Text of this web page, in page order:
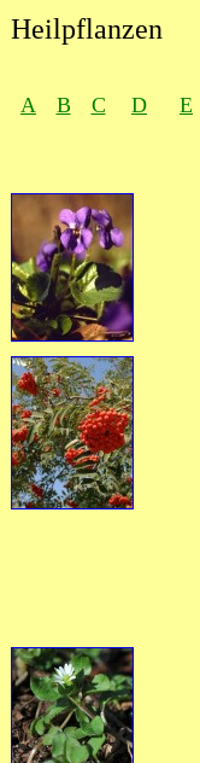
Heilpflanzen
A B C D E